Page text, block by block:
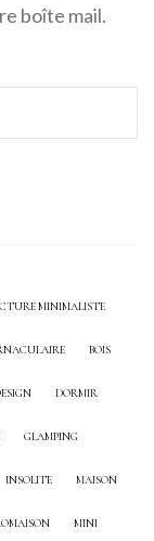
boîte mail.
MINIMALISTE
BOIS
DORMIR
GLAMPING
INSOLITE MAISON
MINI